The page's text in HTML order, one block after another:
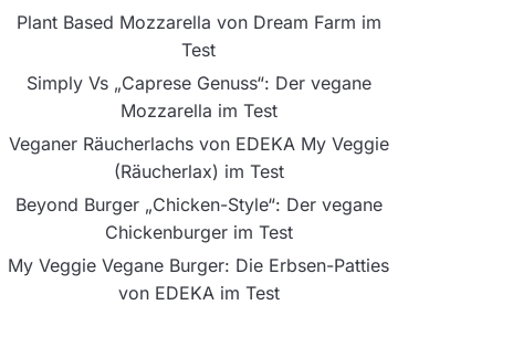
Plant Based Mozzarella von Dream Farm im
Test
Simply Vs „Caprese Genuss“: Der vegane
Mozzarella im Test
Veganer Räucherlachs von EDEKA My Veggie
(Räucherlax) im Test
Beyond Burger „Chicken-Style“: Der vegane
Chickenburger im Test
My Veggie Vegane Burger: Die Erbsen-Patties
von EDEKA im Test